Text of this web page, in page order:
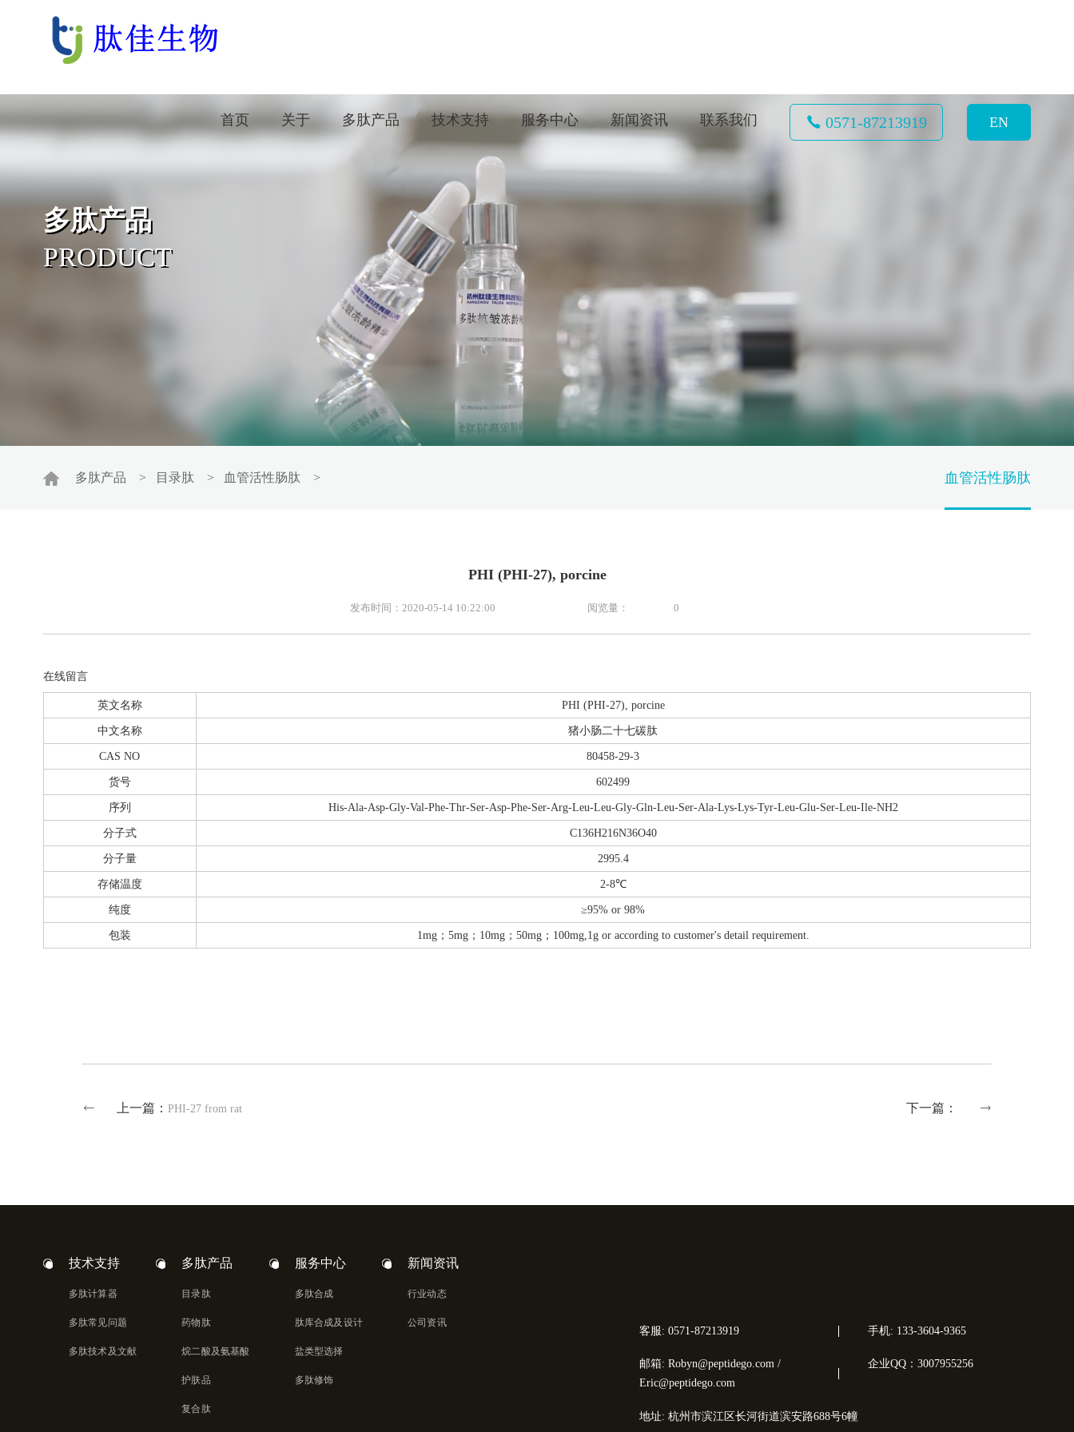
EN
0571-87213919
首页 关于 多肽产品 技术支持 服务中心 新闻资讯 联系我们
多肽产品
PRODUCT
多肽产品 > 目录肽 > 血管活性肠肽 > 血管活性肠肽
PHI (PHI-27), porcine
发布时间：2020-05-14 10:22:00 阅览量： 0
在线留言
英文名称
PHI (PHI-27), porcine
中文名称
猪小肠二十七碳肽
CAS NO
80458-29-3
货号
602499
序列
His-Ala-Asp-Gly-Val-Phe-Thr-Ser-Asp-Phe-Ser-Arg-Leu-Leu-Gly-Gln-Leu-Ser-Ala-Lys-Lys-Tyr-Leu-Glu-Ser-Leu-Ile-NH2
分子式
C136H216N36O40
分子量
2995.4
存储温度
2-8℃
纯度
≥95% or 98%
包装
1mg；5mg；10mg；50mg；100mg,1g or according to customer's detail requirement.
上一篇： PHI-27 from rat 下一篇：
技术支持
多肽计算器
多肽常见问题
多肽技术及文献
多肽产品
目录肽
药物肽
烷二酸及氨基酸
护肤品
复合肽
服务中心
多肽合成
肽库合成及设计
盐类型选择
多肽修饰
新闻资讯
行业动态
公司资讯
客服: 0571-87213919 手机: 133-3604-9365
邮箱: Robyn@peptidego.com /
Eric@peptidego.com
企业QQ：3007955256
地址: 杭州市滨江区长河街道滨安路688号6幢